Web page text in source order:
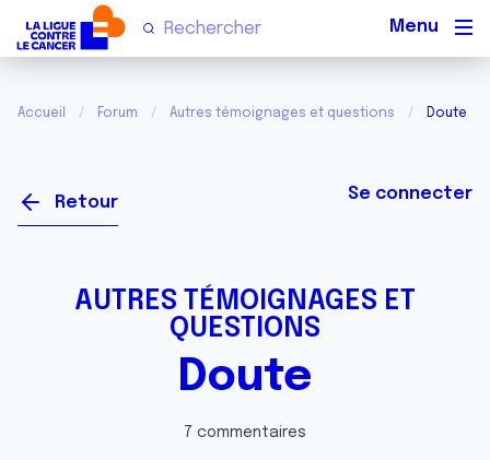
Accueil Forum Autres témoignages et questions Doute
Retour Se connecter
AUTRES TÉMOIGNAGES ET
QUESTIONS
Doute
7 commentaires